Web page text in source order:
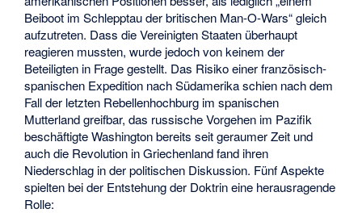
Beiboot im Schlepptau der britischen Man-O-Wars“ gleich
aufzutreten. Dass die Vereinigten Staaten überhaupt
reagieren mussten, wurde jedoch von keinem der
Beteiligten in Frage gestellt. Das Risiko einer französisch-
spanischen Expedition nach Südamerika schien nach dem
Fall der letzten Rebellenhochburg im spanischen
Mutterland greifbar, das russische Vorgehen im Pazifik
beschäftigte Washington bereits seit geraumer Zeit und
auch die Revolution in Griechenland fand ihren
Niederschlag in der politischen Diskussion. Fünf Aspekte
spielten bei der Entstehung der Doktrin eine herausragende
Rolle: